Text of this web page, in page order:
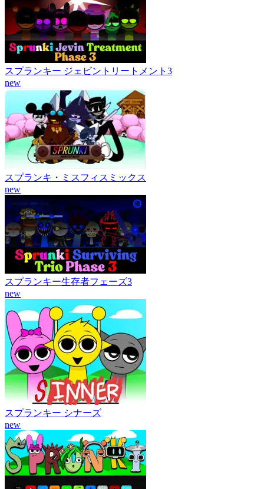
スプランキー ジェビントリートメント3
new
スプランキ・ミスフィスミックス
new
スプランキー生存者フェーズ3
new
スプランキー シナーズ
new